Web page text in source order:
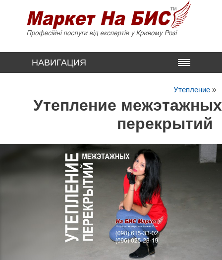
НАВИГАЦИЯ
Утепление »
Утепление межэтажных
перекрытий